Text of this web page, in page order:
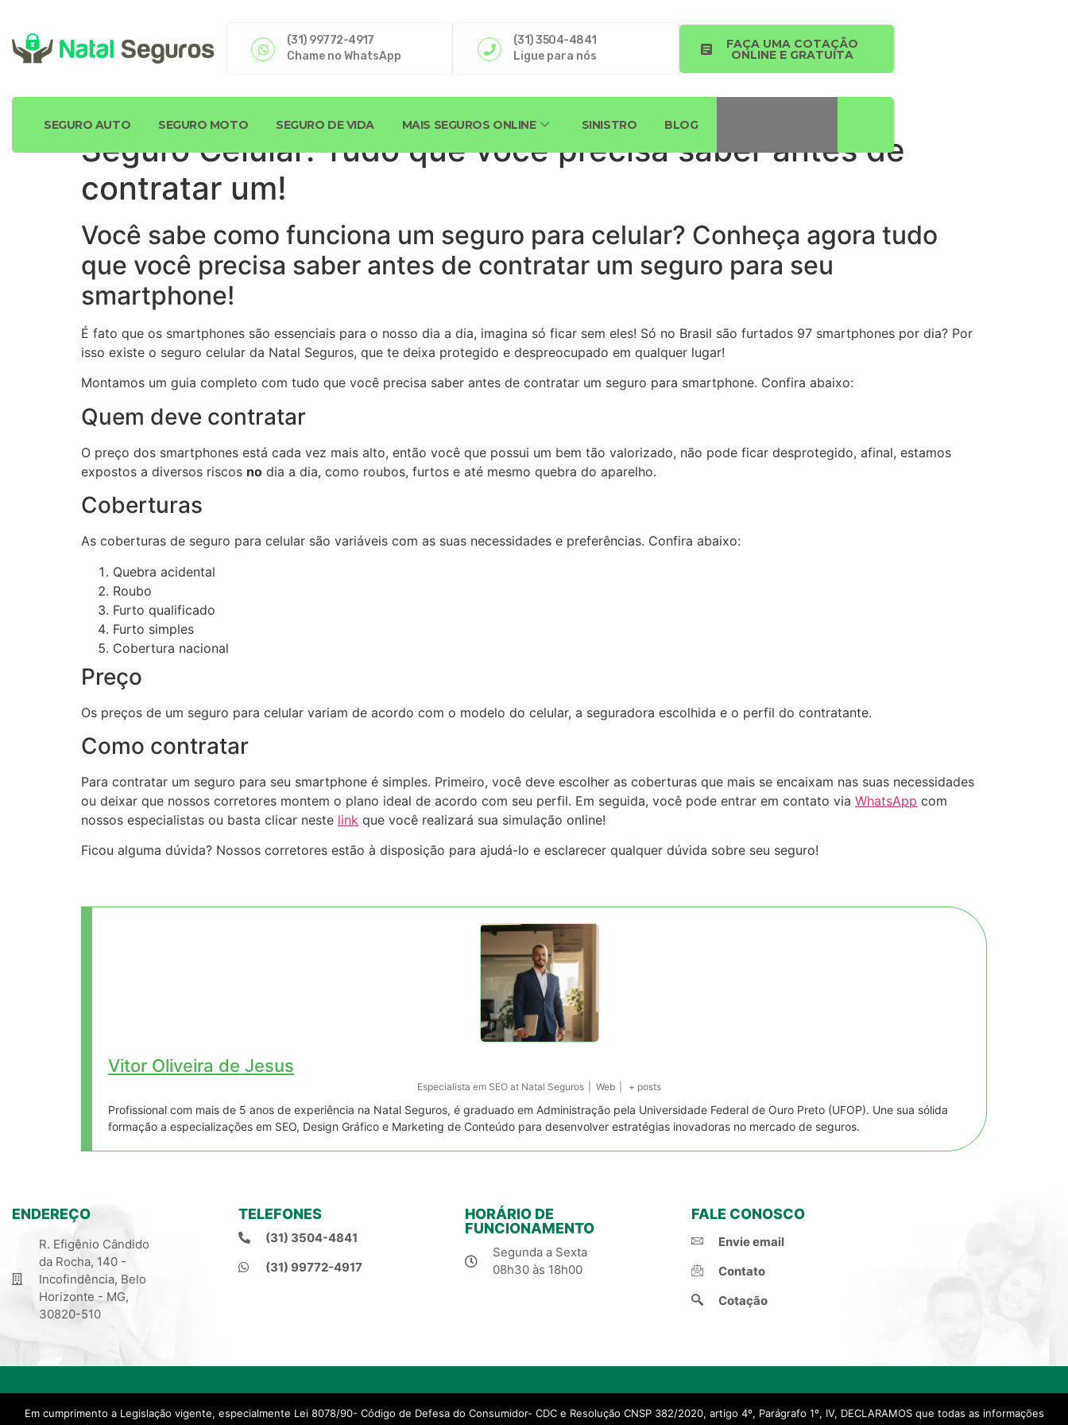
(31) 99772-4917
Chame no WhatsApp
(31) 3504-4841
Ligue para nós
FAÇA UMA COTAÇÃO
ONLINE E GRATUITA
SEGURO AUTO SEGURO MOTO SEGURO DE VIDA MAIS SEGUROS ONLINE SINISTRO BLOG
Seguro Celular: Tudo que você precisa saber antes de
contratar um!
Você sabe como funciona um seguro para celular? Conheça agora tudo
que você precisa saber antes de contratar um seguro para seu
smartphone!
É fato que os smartphones são essenciais para o nosso dia a dia, imagina só ficar sem eles! Só no Brasil são furtados 97 smartphones por dia? Por
isso existe o seguro celular da Natal Seguros, que te deixa protegido e despreocupado em qualquer lugar!
Montamos um guia completo com tudo que você precisa saber antes de contratar um seguro para smartphone. Confira abaixo:
Quem deve contratar
O preço dos smartphones está cada vez mais alto, então você que possui um bem tão valorizado, não pode ficar desprotegido, afinal, estamos
expostos a diversos riscos no dia a dia, como roubos, furtos e até mesmo quebra do aparelho.
Coberturas
As coberturas de seguro para celular são variáveis com as suas necessidades e preferências. Confira abaixo:
Quebra acidental
Roubo
Furto qualificado
Furto simples
Cobertura nacional
Preço
Os preços de um seguro para celular variam de acordo com o modelo do celular, a seguradora escolhida e o perfil do contratante.
Como contratar
Para contratar um seguro para seu smartphone é simples. Primeiro, você deve escolher as coberturas que mais se encaixam nas suas necessidades
ou deixar que nossos corretores montem o plano ideal de acordo com seu perfil. Em seguida, você pode entrar em contato via WhatsApp com
nossos especialistas ou basta clicar neste link que você realizará sua simulação online!
Ficou alguma dúvida? Nossos corretores estão à disposição para ajudá-lo e esclarecer qualquer dúvida sobre seu seguro!
Vitor Oliveira de Jesus
Especialista em SEO at Natal Seguros Web + posts
Profissional com mais de 5 anos de experiência na Natal Seguros, é graduado em Administração pela Universidade Federal de Ouro Preto (UFOP). Une sua sólida
formação a especializações em SEO, Design Gráfico e Marketing de Conteúdo para desenvolver estratégias inovadoras no mercado de seguros.
ENDEREÇO
R. Efigênio Cândido
da Rocha, 140 -
Incofindência, Belo
Horizonte - MG,
30820-510
TELEFONES
(31) 3504-4841
(31) 99772-4917
HORÁRIO DE
FUNCIONAMENTO
Segunda a Sexta
08h30 às 18h00
FALE CONOSCO
Envie email
Contato
Cotação
Criado por Projeto Novo Corretor
Em cumprimento a Legislação vigente, especialmente Lei 8078/90- Código de Defesa do Consumidor- CDC e Resolução CNSP 382/2020, artigo 4º, Parágrafo 1º, IV, DECLARAMOS que todas as informações